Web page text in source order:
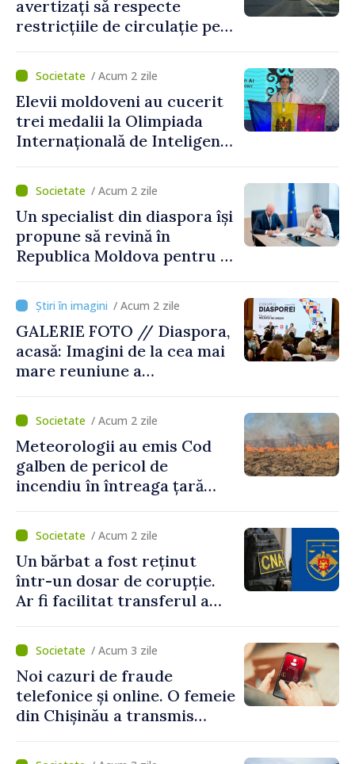
avertizați să respecte
restricțiile de circulație pe
desfășoară lucrări de
reparație / Acum 2 zile
Elevii moldoveni au cucerit
trei medalii la Olimpiada
Internațională de Inteligență
/ Acum 2 zile
Un specialist din diaspora își
propune să revină în
Republica Moldova pentru a
registrului naval național
/ Acum 2 zile
GALERIE FOTO // Diaspora,
acasă: Imagini de la cea mai
mare reuniune a
hotare
/ Acum 2 zile
Meteorologii au emis Cod
galben de pericol de
incendiu în întreaga țară
/ Acum 2 zile
Un bărbat a fost reținut
într-un dosar de corupție.
Ar fi facilitat transferul a
portofele electronice
/ Acum 3 zile
Noi cazuri de fraude
telefonice și online. O femeie
din Chișinău a transmis